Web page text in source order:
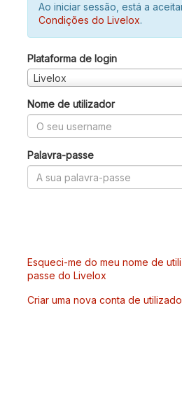
Ao iniciar sessão, está a
Condições do Livelox.
Plataforma de login
Livelox
Nome de utilizador
Palavra-passe
Esqueci-me do meu nome de
passe do Livelox
Criar uma nova conta de